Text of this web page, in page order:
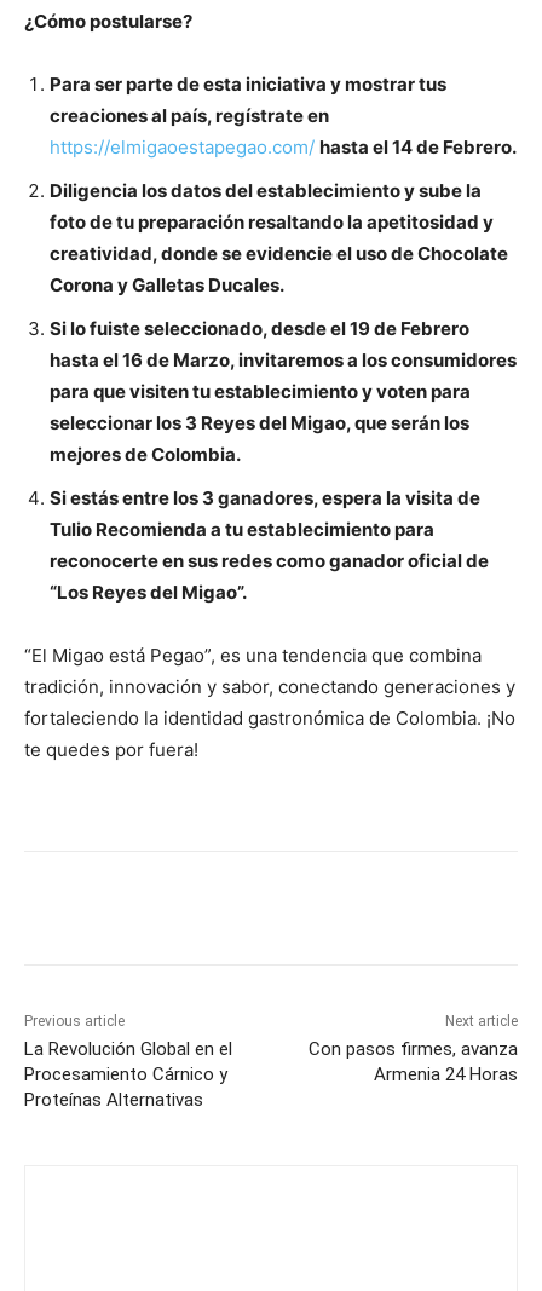
¿Cómo postularse?
Para ser parte de esta iniciativa y mostrartus
creaciones al país, regístrateen
https://elmigaoestapegao.com/ hasta el 14 de Febrero.
Diligencia los datos del establecimiento y sube la
foto de tu preparaciónresaltando la apetitosidad y
creatividad,donde se evidencie el uso de Chocolate
Corona y Galletas Ducales.
Si lo fuisteseleccionado, desde el 19 de Febrero
hasta el 16 de Marzo,invitaremos a los consumidores
para que visitentu establecimiento y votenpara
seleccionar los 3 Reyes del Migao, que serán los
mejores de Colombia.
Si estásentre los 3 ganadores, espera la visita de
Tulio Recomienda a tu establecimiento para
reconocerteen sus redes comoganador oficial de
“Los Reyes del Migao”.
“El Migao está Pegao”, es una tendencia que combina
tradición, innovación y sabor, conectando generaciones y
fortaleciendo la identidad gastronómica de Colombia. ¡No
te quedes por fuera!
Previous article
La Revolución Global en el
Procesamiento Cárnico y
Proteínas Alternativas
Next article
Con pasos firmes, avanza
Armenia 24 Horas